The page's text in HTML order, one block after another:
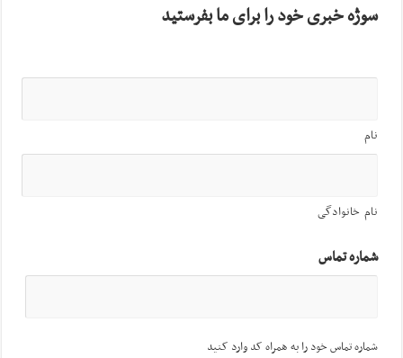
سوژه خبری خود را برای ما بفرستید
نام
نام خانوادگی
شماره تماس
شماره تماس خود را به همراه کد وارد کنید